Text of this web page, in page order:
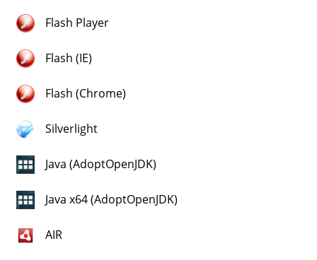
Flash Player
Flash (IE)
Flash (Chrome)
Silverlight
Java (AdoptOpenJDK)
Java x64 (AdoptOpenJDK)
AIR